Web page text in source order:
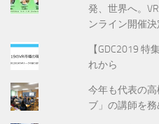
発、世界へ。
ンライン開催決
【GDC2019
れから
今年も代表の
ブ」の講師を務